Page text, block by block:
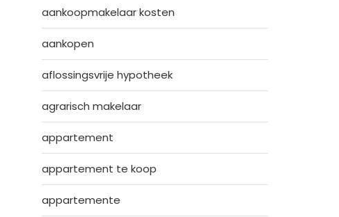
aankoopmakelaar kosten
aankopen
aflossingsvrije hypotheek
agrarisch makelaar
appartement
appartement te koop
appartemente